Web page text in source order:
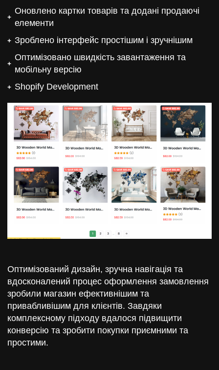
Оновлено картки товарів та додані продаючі
елементи
Зроблено інтерфейс простішим і зручнішим
Оптимізовано швидкість завантаження та
мобільну версію
Shopify Development
Оптимізований дизайн, зручна навігація та
вдосконалений процес оформлення замовлення
зробили магазин ефективнішим та
привабливішим для клієнтів. Завдяки
комплексному підходу вдалося підвищити
конверсію та зробити покупки приємними та
простими.